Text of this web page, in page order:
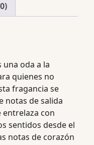
una oda a la
quienes no
fragancia se
notas de salida
con
sentidos desde el
notas de corazón